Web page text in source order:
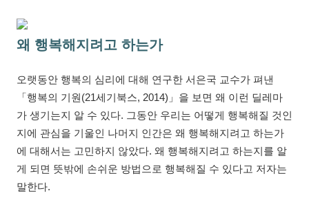
왜 행복해지려고 하는가
오랫동안 행복의 심리에 대해 연구한 서은국 교수가 펴낸
「행복의 기원(21세기북스, 2014)」을 보면 왜 이런 딜레마
가 생기는지 알 수 있다. 그동안 우리는 어떻게 행복해질 것인
지에 관심을 기울인 나머지 인간은 왜 행복해지려고 하는가
에 대해서는 고민하지 않았다. 왜 행복해지려고 하는지를 알
게 되면 뜻밖에 손쉬운 방법으로 행복해질 수 있다고 저자는
말한다.